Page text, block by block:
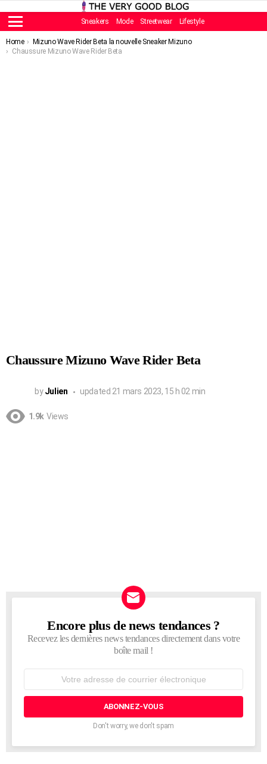
Menu
Sneakers Mode Streetwear Lifestyle
You are here:
Home
Mizuno Wave Rider Beta la nouvelle Sneaker Mizuno
Chaussure Mizuno Wave Rider Beta
Chaussure Mizuno Wave Rider Beta
by Julien updated 21 mars 2023, 15 h 02 min
1.9k Views
NEWSLETTER
Encore plus de news tendances ?
Recevez les dernières news tendances directement dans votre
boîte mail !
courrier
Don't worry, we don't spam